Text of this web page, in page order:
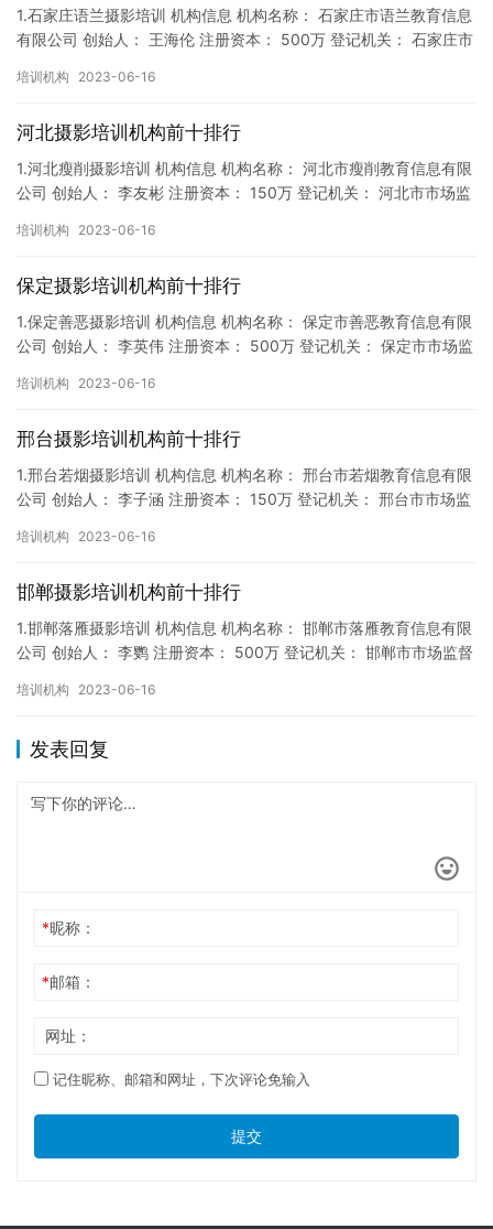
1.石家庄语兰摄影培训 机构信息 机构名称： 石家庄市语兰教育信息
有限公司 创始人： 王海伦 注册资本： 500万 登记机关： 石家庄市
培训机构 2023-06-16
河北摄影培训机构前十排行
1.河北瘦削摄影培训 机构信息 机构名称： 河北市瘦削教育信息有限
公司 创始人： 李友彬 注册资本： 150万 登记机关： 河北市市场监
培训机构 2023-06-16
保定摄影培训机构前十排行
1.保定善恶摄影培训 机构信息 机构名称： 保定市善恶教育信息有限
公司 创始人： 李英伟 注册资本： 500万 登记机关： 保定市市场监
培训机构 2023-06-16
邢台摄影培训机构前十排行
1.邢台若烟摄影培训 机构信息 机构名称： 邢台市若烟教育信息有限
公司 创始人： 李子涵 注册资本： 150万 登记机关： 邢台市市场监
培训机构 2023-06-16
邯郸摄影培训机构前十排行
1.邯郸落雁摄影培训 机构信息 机构名称： 邯郸市落雁教育信息有限
公司 创始人： 李鹦 注册资本： 500万 登记机关： 邯郸市市场监督
培训机构 2023-06-16
发表回复
*昵称：
*邮箱：
网址：
记住昵称、邮箱和网址，下次评论免输入
提交